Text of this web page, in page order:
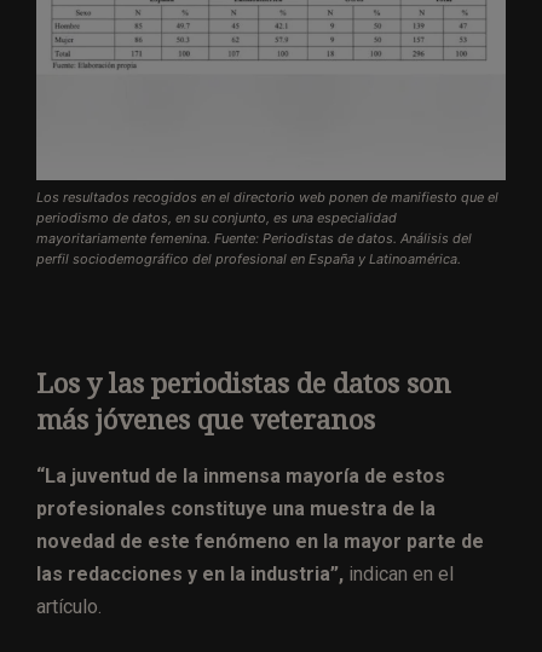
Los resultados recogidos en el directorio web ponen de manifiesto que el
periodismo de datos, en su conjunto, es una especialidad
mayoritariamente femenina. Fuente: Periodistas de datos. Análisis del
perfil sociodemográfico del profesional en España y Latinoamérica.
Los y las periodistas de datos son
más jóvenes que veteranos
“La juventud de la inmensa mayoría de estos
profesionales constituye una muestra de la
novedad de este fenómeno en la mayor parte de
las redacciones y en la industria”, indican en el
artículo.